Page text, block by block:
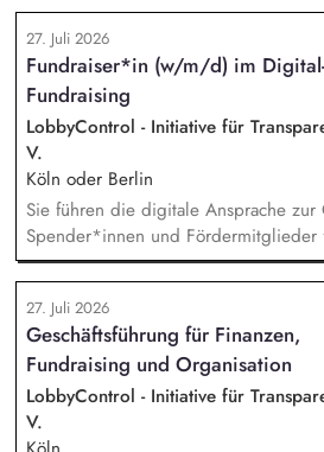
den gesamten Prozess von der
Angebotserstellung bis zur
Auf Basis der jeweiligen
passgenaue Beratungsprozesse und
zentralen Fragen ihrer finanziellen
strategischen Weiterentwicklung.
27. Juli 2026
Fundraiser*in (w/m/d) im
Fundraising
LobbyControl - Initiative für
V.
Köln oder Berlin
Sie führen die digitale Ansprache zur
Spender*innen und Fördermitglieder
weiter. Sie sind verantwortlich für
steuern diese ganzheitlich -
Zielgruppensegmentierung und
bis hin zur technischen Abwicklung
kontinuierlichen Optimierung und
27. Juli 2026
Geschäftsführung für Finanzen,
Fundraising und Organisation
LobbyControl - Initiative für
V.